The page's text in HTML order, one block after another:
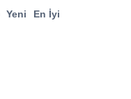
Yeni En İyi